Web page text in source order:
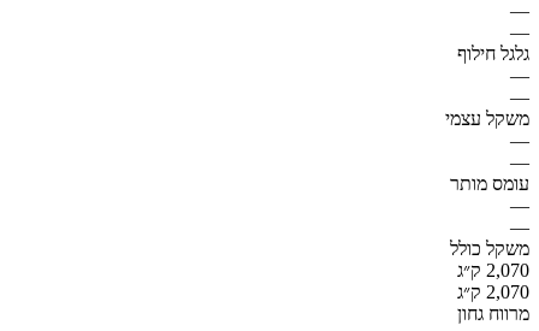
—
—
גלגל חילוף
—
—
משקל עצמי
—
—
עומס מותר
—
—
משקל כולל
2,070 ק״ג
2,070 ק״ג
מרווח גחון